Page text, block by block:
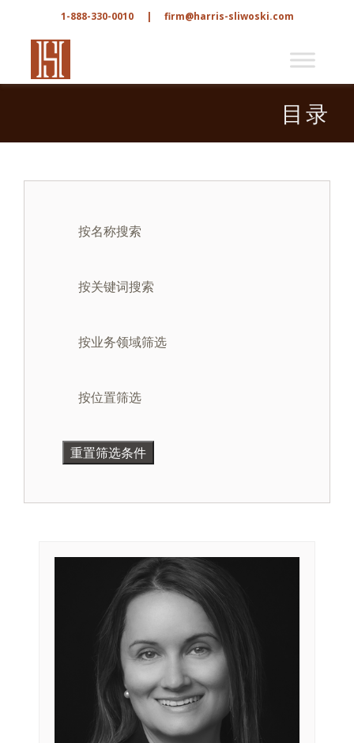
1-888-330-0010 | firm@harris-sliwoski.com
目录
按名称搜索
按关键词搜索
按业务领域筛选
按位置筛选
重置筛选条件